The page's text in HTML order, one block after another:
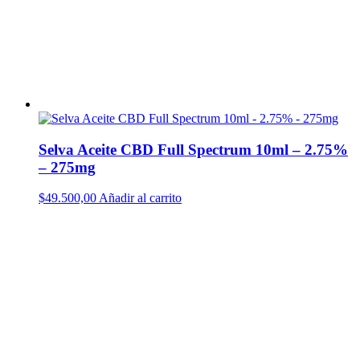
Selva Aceite CBD Full Spectrum 10ml – 2.75%
– 275mg
$49.500,00 Añadir al carrito